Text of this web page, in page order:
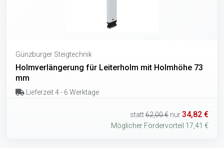
Günzburger Steigtechnik
Holmverlängerung für Leiterholm mit Holmhöhe 73
mm
Lieferzeit 4 - 6 Werktage
statt62,00 € nur34,82 €
Möglicher Fördervorteil 17,41 €